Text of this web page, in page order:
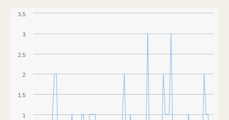
1
1.5
2
2.5
3
3.5